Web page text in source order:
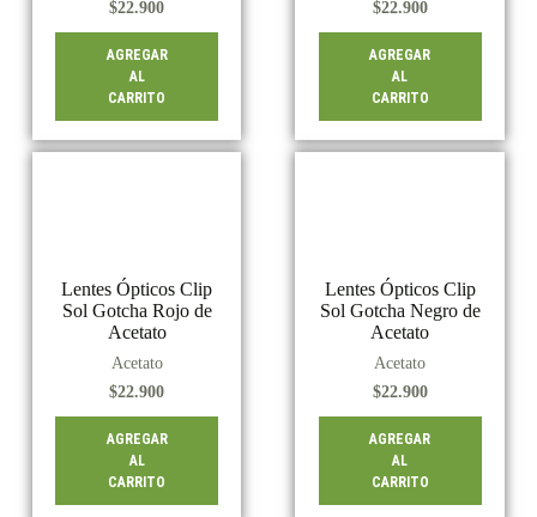
$22.900
AGREGAR
AL
CARRITO
$22.900
AGREGAR
AL
CARRITO
Lentes Ópticos Clip
Sol Gotcha Rojo de
Acetato
Acetato
$22.900
AGREGAR
AL
CARRITO
Lentes Ópticos Clip
Sol Gotcha Negro de
Acetato
Acetato
$22.900
AGREGAR
AL
CARRITO